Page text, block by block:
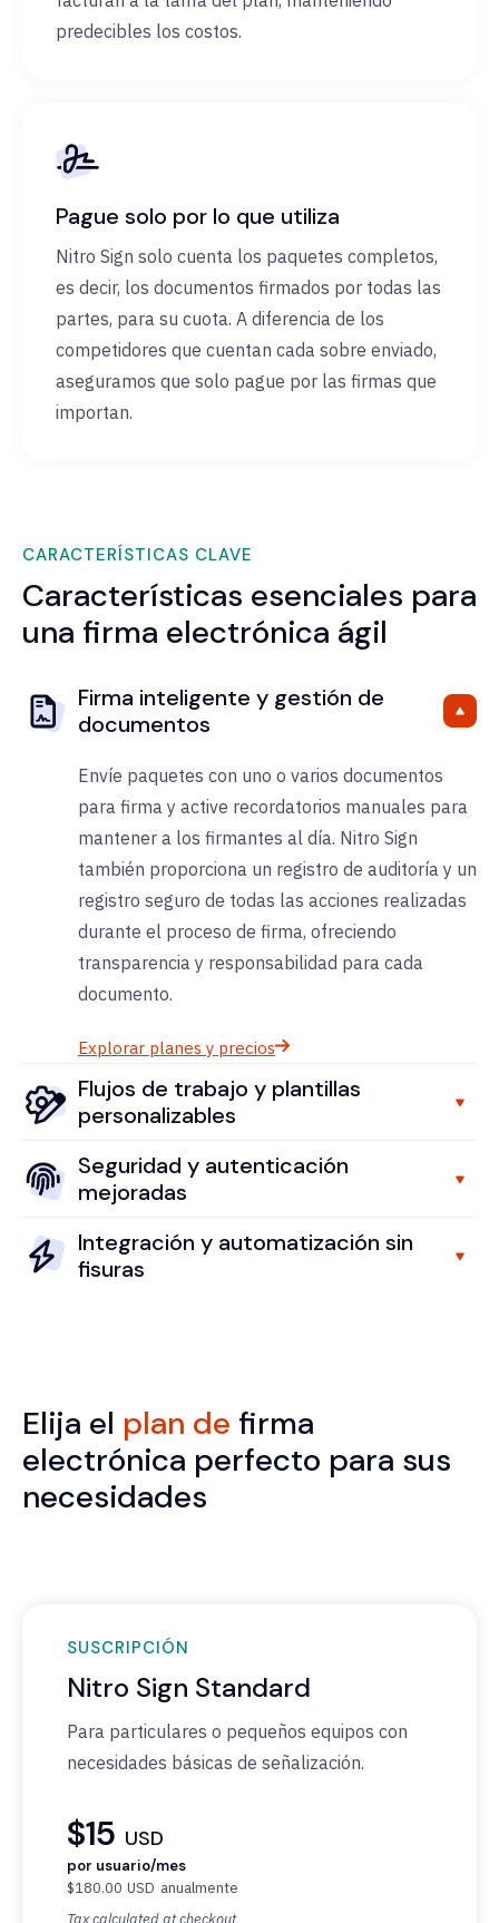
predecibles los costos.
Pague solo por lo que utiliza
Nitro Sign solo cuenta los paquetes completos,
es decir, los documentos firmados por todas las
partes, para su cuota. A diferencia de los
competidores que cuentan cada sobre enviado,
aseguramos que solo pague por las firmas que
importan.
CARACTERÍSTICAS CLAVE
Características esenciales para
una firma electrónica ágil
Firma inteligente y gestión de
documentos
Envíe paquetes con uno o varios documentos
para firma y active recordatorios manuales para
mantener a los firmantes al día. Nitro Sign
también proporciona un registro de auditoría y un
registro seguro de todas las acciones realizadas
durante el proceso de firma, ofreciendo
transparencia y responsabilidad para cada
documento.
Explorar planes y precios
Flujos de trabajo y plantillas
personalizables
Seguridad y autenticación
mejoradas
Integración y automatización sin
fisuras
Elija el plan de firma
electrónica perfecto para sus
necesidades
SUSCRIPCIÓN
Nitro Sign Standard
Para particulares o pequeños equipos con
necesidades básicas de señalización.
$15 USD
por usuario/mes
$180.00 USD anualmente